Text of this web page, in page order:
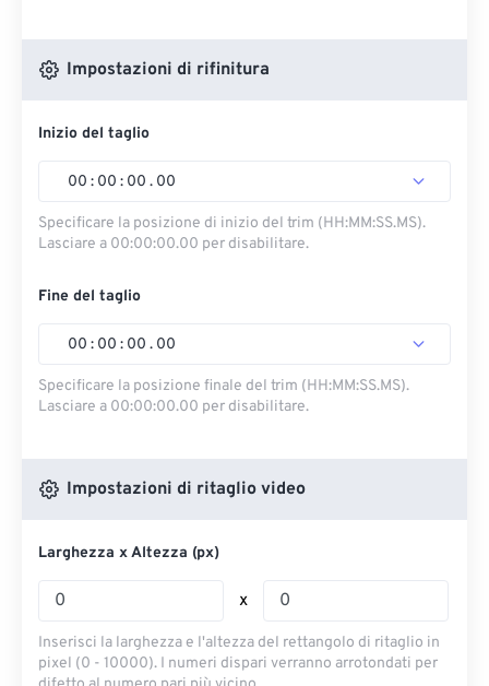
Impostazioni di rifinitura
Inizio del taglio
00 : 00 : 00 . 00
Specificare la posizione di inizio del trim (HH:MM:SS.MS).
Lasciare a 00:00:00.00 per disabilitare.
Fine del taglio
00 : 00 : 00 . 00
Specificare la posizione finale del trim (HH:MM:SS.MS).
Lasciare a 00:00:00.00 per disabilitare.
Impostazioni di ritaglio video
Larghezza x Altezza (px)
x
Inserisci la larghezza e l'altezza del rettangolo di ritaglio in
pixel (0 - 10000). I numeri dispari verranno arrotondati per